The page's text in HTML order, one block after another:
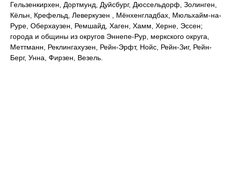
Гельзенкирхен, Дортмунд, Дуйсбург, Дюссельдорф, Золинген,
Кёльн, Крефельд, Леверкузен , Мёнхенгладбах, Мюльхайм-на-
Руре, Оберхаузен, Ремшайд, Хаген, Хамм, Херне, Эссен;
города и общины из округов Эннепе‑Рур, меркского округа,
Меттманн, Реклингахузен, Рейн-Эрфт, Нойс, Рейн-Зиг, Рейн-
Берг, Унна, Фирзен, Везель.